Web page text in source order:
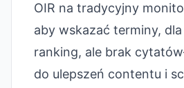
OIR na tradycyjny
aby wskazać terminy,
ranking, ale brak
do ulepszeń contentu i